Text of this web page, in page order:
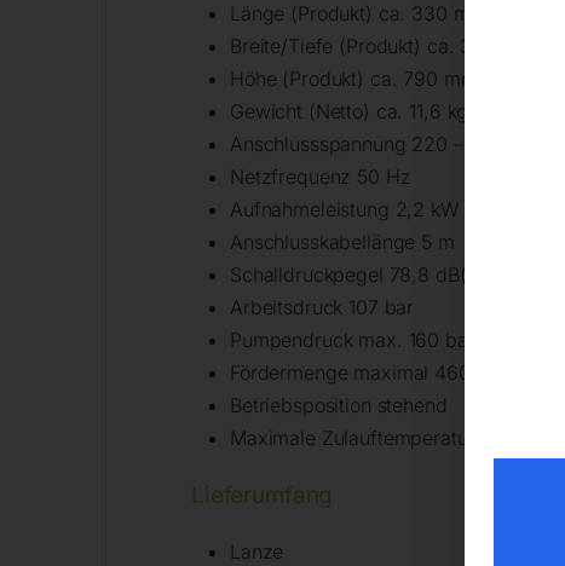
Länge (Produkt) ca. 330 mm
Breite/Tiefe (Produkt) ca. 307 mm
Höhe (Produkt) ca. 790 mm
Gewicht (Netto) ca. 11,6 kg
Anschlussspannung 220 – 240 V
Netzfrequenz 50 Hz
Aufnahmeleistung 2,2 kW
Anschlusskabellänge 5 m
Schalldruckpegel 78,8 dB(A)
Arbeitsdruck 107 bar
Pumpendruck max. 160 bar
Fördermenge maximal 460 l/h
Betriebsposition stehend
Maximale Zulauftemperatur 50°C
Lieferumfang
Lanze